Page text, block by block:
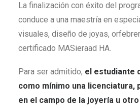
La finalización con éxito del
conduce a una maestría en
visuales, diseño de joyas,
certificado MASieraad HA.
Para ser admitido, el estudiante
como mínimo una
en el campo de la joyería u